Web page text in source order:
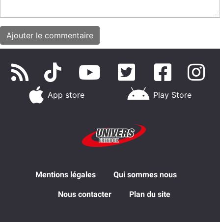
App store Play Store
Mentions légales Qui sommes nous
Nous contacter Plan du site